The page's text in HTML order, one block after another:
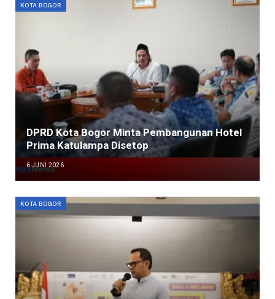
KOTA BOGOR
DPRD Kota Bogor Minta Pembangunan Hotel
Prima Katulampa Disetop
6 JUNI 2026
KOTA BOGOR